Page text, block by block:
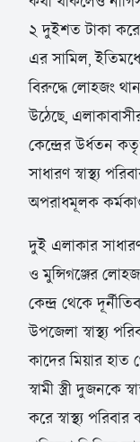
২ দুইশত টাকা
এর সামিল,
বিরুদ্ধে লোহজং
উঠেছে,
কেন্দ্রের উর্ধতন
সাধারণ স্বাস্থ্য
অপরাধমূলক
দুই এলাকার
ও মুন্সিগঞ্জের
কেন্দ্র থেকে
উপজেলা স্বাস্থ্য
কাদের মিয়ার হাত
স্বামী স্ত্রী দুজনকে
করে স্বাস্থ্য